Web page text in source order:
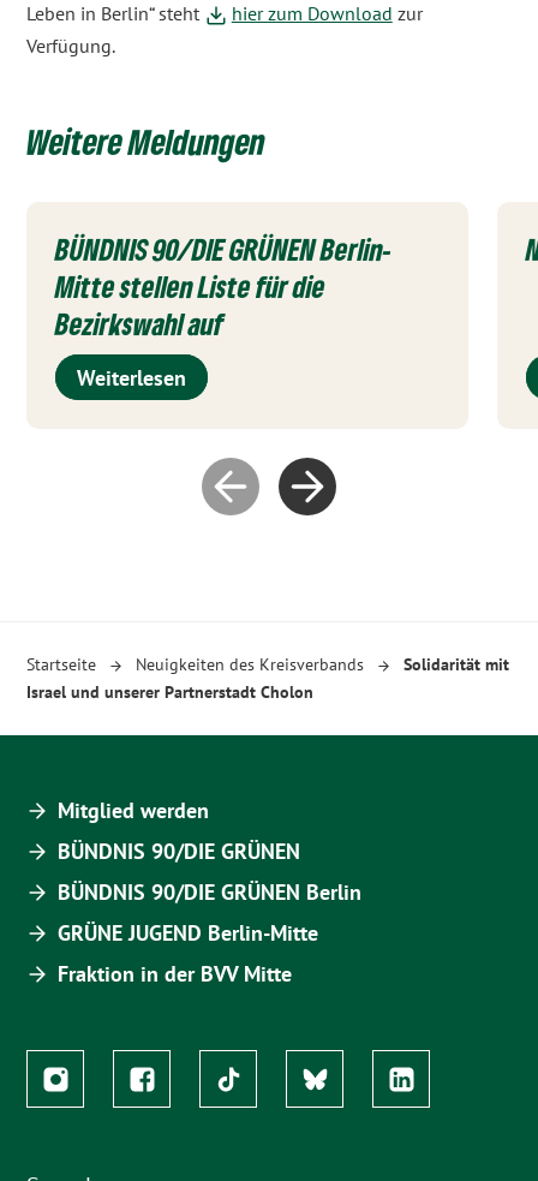
Leben in Berlin“ steht
hier zum Download zur
Verfügung.
Weitere Meldungen
BÜNDNIS 90/DIE GRÜNEN Berlin-
Mitte stellen Liste für die
Bezirkswahl auf
Weiterlesen
Startseite Neuigkeiten des Kreisverbands
Solidarität mit
Israel und unserer Partnerstadt Cholon
Mitglied werden
BÜNDNIS 90/DIE GRÜNEN
BÜNDNIS 90/DIE GRÜNEN Berlin
GRÜNE JUGEND Berlin-Mitte
Fraktion in der BVV Mitte